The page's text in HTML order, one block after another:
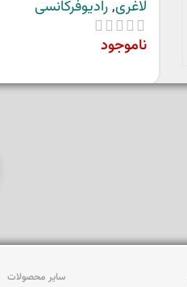
لاغری,رادیوفرکانسی
ناموجود
سایر محصولات